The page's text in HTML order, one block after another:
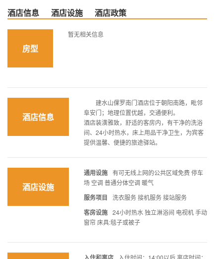
酒店信息 酒店设施 酒店政策
房型
暂无相关信息
酒店信息
建水山倮罗南门酒店位于朝阳南路，毗邻
阜安门；地理位置优越，交通便利。
酒店装潢雅致，舒适的客房内，有干净的洗浴
间、24小时热水，床上用品干净卫生，为宾客
提供温馨、便捷的旅途驿站。
酒店设施
通用设施 有可无线上网的公共区域免费 停车
场 空调 普通分体空调 暖气
服务项目 洗衣服务 接机服务 接站服务
客房设施 24小时热水 独立淋浴间 电视机 手动
窗帘 床具:毯子或被子
入住时间：14:00以后 离店时间：